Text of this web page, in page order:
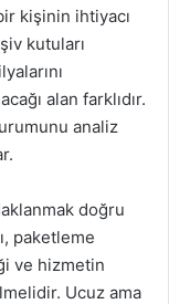
kişinin ihtiyacı
kutuları
alan farklıdır.
analiz
doğru
paketleme
ve hizmetin
Ucuz ama